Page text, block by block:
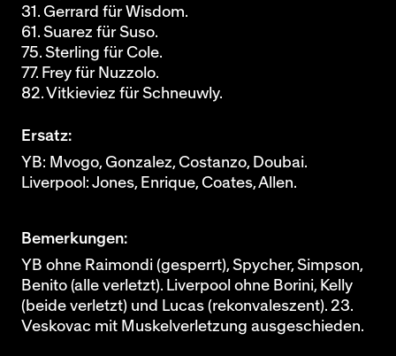
31. Gerrard für Wisdom.
61. Suarez für Suso.
75. Sterling für Cole.
77. Frey für Nuzzolo.
82. Vitkieviez für Schneuwly.
Ersatz:
YB: Mvogo, Gonzalez, Costanzo, Doubai.
Liverpool: Jones, Enrique, Coates, Allen.
Bemerkungen:
YB ohne Raimondi (gesperrt), Spycher, Simpson,
Benito (alle verletzt). Liverpool ohne Borini, Kelly
(beide verletzt) und Lucas (rekonvaleszent). 23.
Veskovac mit Muskelverletzung ausgeschieden.